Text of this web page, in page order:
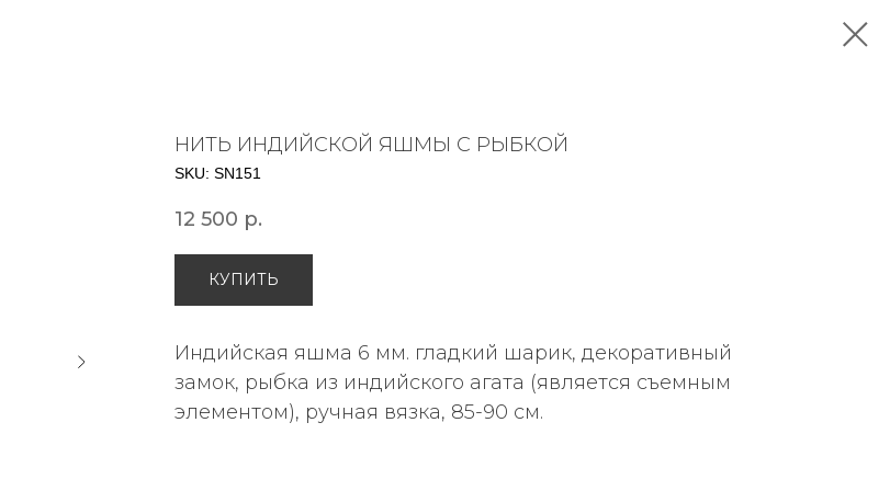
НИТЬ ИНДИЙСКОЙ ЯШМЫ С РЫБКОЙ
SKU: SN151
12 500 р.
КУПИТЬ
Индийская яшма 6 мм. гладкий шарик, декоративный
замок, рыбка из индийского агата (является съемным
элементом), ручная вязка, 85-90 см.